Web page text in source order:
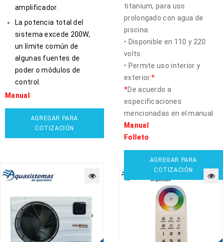
amplificador.
La potencia total del
sistema excede 200W,
un límite común de
algunas fuentes de
poder o módulos de
control.
Manual
AGREGAR PARA
COTIZACIÓN
titanium, para uso
prolongado con agua de
piscina.
• Disponible en 110 y 220
volts
• Permite uso interior y
exterior.*
*De acuerdo a
especificaciones
mencionadas en el manual.
Manual
Folleto
AGREGAR PARA
COTIZACIÓN